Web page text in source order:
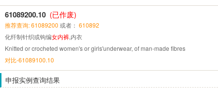
61089200.10 (已作废)
推荐查询: 61089200 或者： 610892
化纤制针织或钩编女内裤,内衣
Knitted or crocheted women's or girls'underwear, of man-made fibres
对比-61089100.10
申报实例查询结果